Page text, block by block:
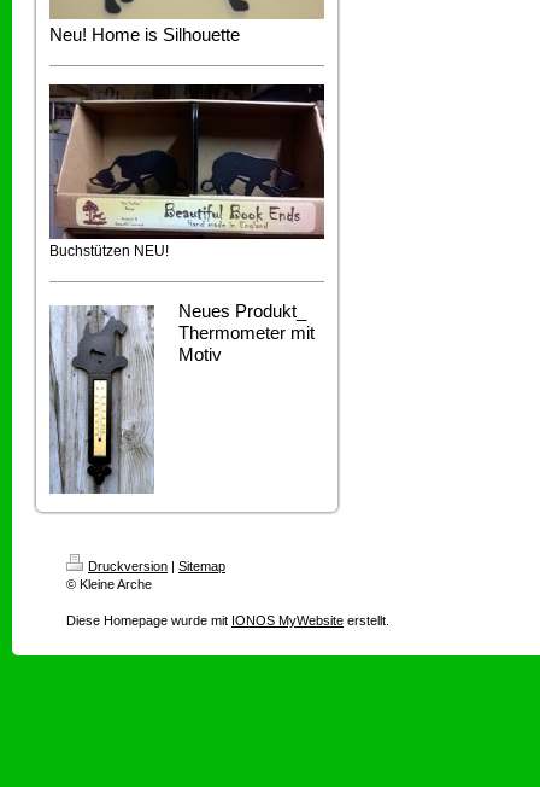
Neu! Home is Silhouette
Buchstützen NEU!
Neues Produkt_
Thermometer mit
Motiv
Druckversion | Sitemap
© Kleine Arche
Diese Homepage wurde mit IONOS MyWebsite erstellt.